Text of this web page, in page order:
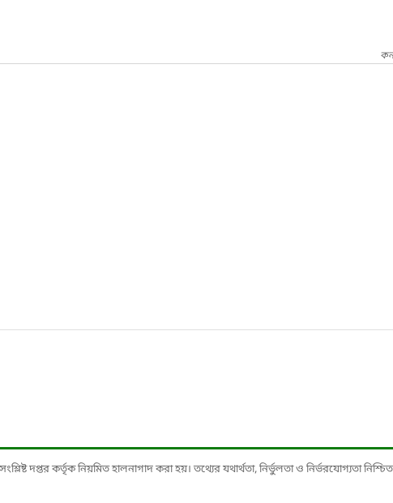
দপ্তর কর্তৃক নিয়মিত হালনাগাদ করা হয়। তথ্যের যথার্থতা, নির্ভুলতা ও নির্ভরযোগ্যতা নিশ্চিত